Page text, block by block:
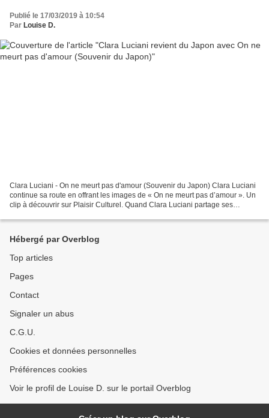
Publié le 17/03/2019 à 10:54
Par Louise D.
Clara Luciani - On ne meurt pas d'amour (Souvenir du Japon) Clara Luciani
continue sa route en offrant les images de « On ne meurt pas d’amour ». Un
clip à découvrir sur Plaisir Culturel. Quand Clara Luciani partage ses
Hébergé par Overblog
Top articles
Pages
Contact
Signaler un abus
C.G.U.
Cookies et données personnelles
Préférences cookies
Voir le profil de Louise D. sur le portail Overblog